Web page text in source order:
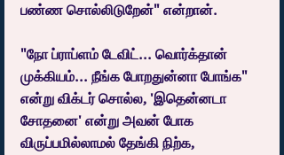
பண்ண சொல்லிடுறேன்" என்றான்.
"நோ ப்ராப்ளம் டேவிட்... வொர்க்தான்
முக்கியம்... நீங்க போறதுன்னா போங்க"
என்று விக்டர் சொல்ல, 'இதென்னடா
சோதனை' என்று அவன் போக
விருப்பமில்லாமல் தேங்கி நிற்க,